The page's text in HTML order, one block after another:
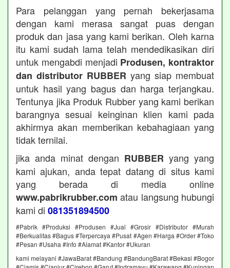
Para pelanggan yang pernah bekerjasama
dengan kami merasa sangat puas dengan
produk dan jasa yang kami berikan. Oleh karna
itu kami sudah lama telah mendedikasikan diri
untuk mengabdi menjadi Produsen, kontraktor
dan distributor RUBBER yang siap membuat
untuk hasil yang bagus dan harga terjangkau.
Tentunya jika Produk Rubber yang kami berikan
barangnya sesuai keinginan klien kami pada
akhirmya akan memberikan kebahagiaan yang
tidak ternilai.
jika anda minat dengan RUBBER yang yang
kami ajukan, anda tepat datang di situs kami
yang berada di media online
www.pabrikrubber.com atau langsung hubungi
kami di 081351894500
#Pabrik #Produksi #Produsen #Jual #Grosir #Distributor #Murah
#Berkualitas #Bagus #Terpercaya #Pusat #Agen #Harga #Order #Toko
#Pesan #Usaha #Info #Alamat #Kantor #Ukuran
kami melayani #JawaBarat #Bandung #BandungBarat #Bekasi #Bogor